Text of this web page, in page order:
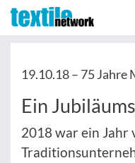
19.10.18 – 75 Jahre
Ein
2018 war ein Jahr